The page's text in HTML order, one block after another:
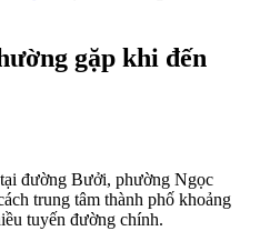
gặp khi đến
đường Bưởi, phường Ngọc
trung tâm thành phố khoảng
tuyến đường chính.